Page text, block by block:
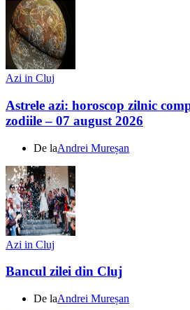
Azi in Cluj
Astrele azi: horoscop zilnic
zodiile – 07 august 2026
De laAndrei Mureșan
Azi in Cluj
Bancul zilei din Cluj
De laAndrei Mureșan